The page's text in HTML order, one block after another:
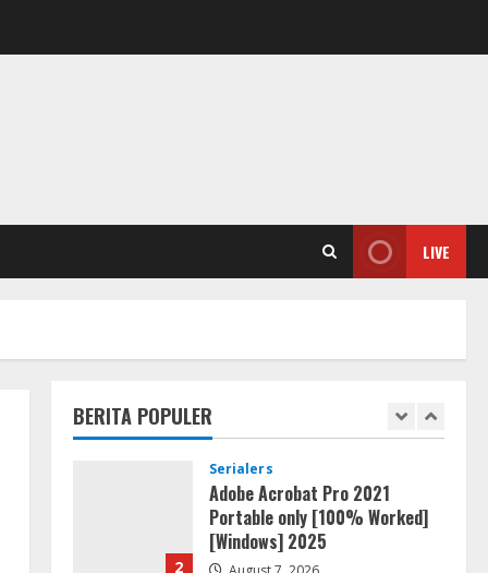
LIVE
BERITA POPULER
Kebakaran di Sangkaran
Bhakti; Rumah Ibu Yuli Hangus
Dilalap Api
2
Adobe Acrobat Pro 2021
[Windows] 2025
VL
Office 2021 Home & Student 64
bit ISO Image .tоr𝚛еnt
August 7, 2026